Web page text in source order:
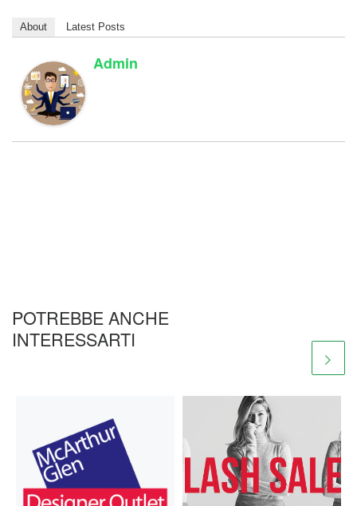
About Latest Posts
Admin
POTREBBE ANCHE
INTERESSARTI